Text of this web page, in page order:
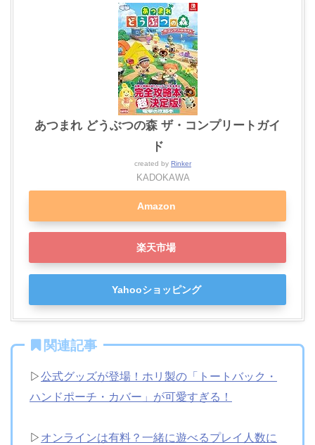
あつまれ どうぶつの森 ザ・コンプリートガイ
ド
created by Rinker
KADOKAWA
Amazon
楽天市場
Yahooショッピング
関連記事
▷公式グッズが登場！ホリ製の「トートバック・
ハンドポーチ・カバー」が可愛すぎる！
▷ オンラインは有料？一緒に遊べるプレイ人数に